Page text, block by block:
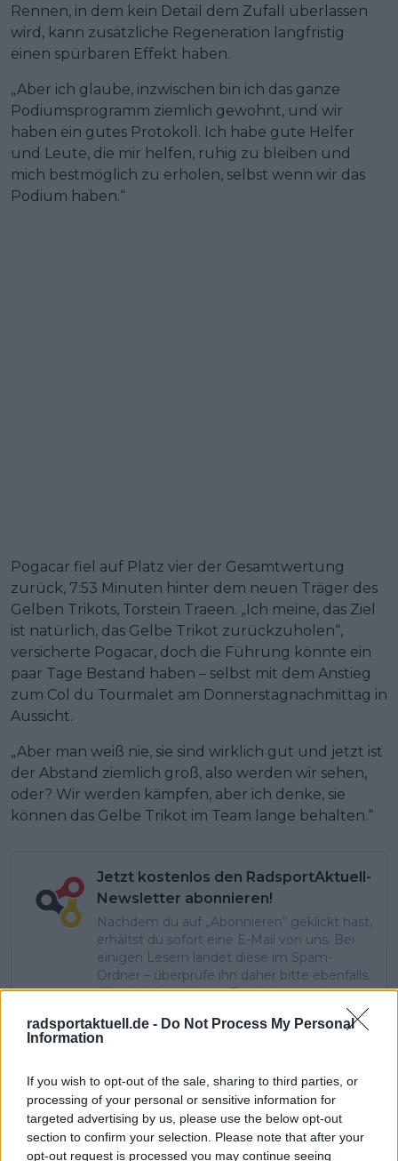
radsportaktuell.de - Do Not Process My Personal
Information
If you wish to opt-out of the sale, sharing to third parties, or
processing of your personal or sensitive information for
targeted advertising by us, please use the below opt-out
section to confirm your selection. Please note that after your
opt-out request is processed you may continue seeing
Rennen, in dem kein Detail dem Zufall überlassen
wird, kann zusätzliche Regeneration langfristig
einen spürbaren Effekt haben.
„Aber ich glaube, inzwischen bin ich das ganze
Podiumsprogramm ziemlich gewohnt, und wir
haben ein gutes Protokoll. Ich habe gute Helfer
und Leute, die mir helfen, ruhig zu bleiben und
mich bestmöglich zu erholen, selbst wenn wir das
Podium haben.“
Pogacar fiel auf Platz vier der Gesamtwertung
zurück, 7:53 Minuten hinter dem neuen Träger des
Gelben Trikots, Torstein Traeen. „Ich meine, das Ziel
ist natürlich, das Gelbe Trikot zurückzuholen“,
versicherte Pogacar, doch die Führung könnte ein
paar Tage Bestand haben – selbst mit dem Anstieg
zum Col du Tourmalet am Donnerstagnachmittag in
Aussicht.
„Aber man weiß nie, sie sind wirklich gut und jetzt ist
der Abstand ziemlich groß, also werden wir sehen,
oder? Wir werden kämpfen, aber ich denke, sie
können das Gelbe Trikot im Team lange behalten.“
Jetzt kostenlos den RadsportAktuell-
Newsletter abonnieren!
Nachdem du auf „Abonnieren“ geklickt hast,
erhältst du sofort eine E-Mail von uns. Bei
einigen Lesern landet diese im Spam-
Ordner – überprüfe ihn daher bitte ebenfalls.
Alle wichtigen News, Ergebnisse und
Rennvorschauen – täglich kompakt per E-
Mail.
Abonnieren